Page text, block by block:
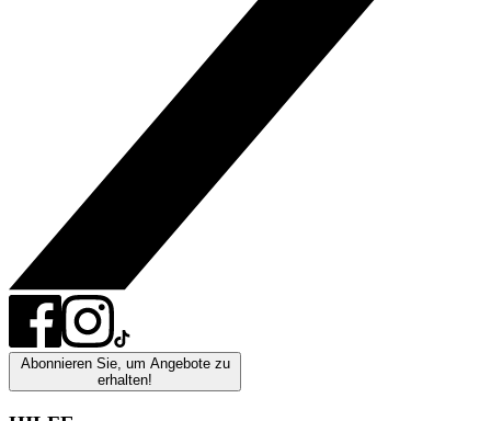
Abonnieren Sie, um Angebote zu
erhalten!